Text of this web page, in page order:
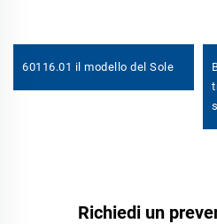
60116.01 il modello del Sole
Richiedi un